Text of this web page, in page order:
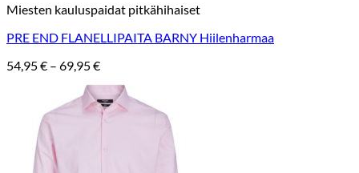
Miesten kauluspaidat pitkähihaiset
PRE END FLANELLIPAITA BARNY Hiilenharmaa
54,95€ – 69,95€Hintaluokka:
-
69,95 €